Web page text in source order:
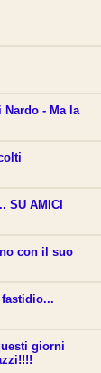
Nardo - Ma la
SU AMICI
con il suo
giorni